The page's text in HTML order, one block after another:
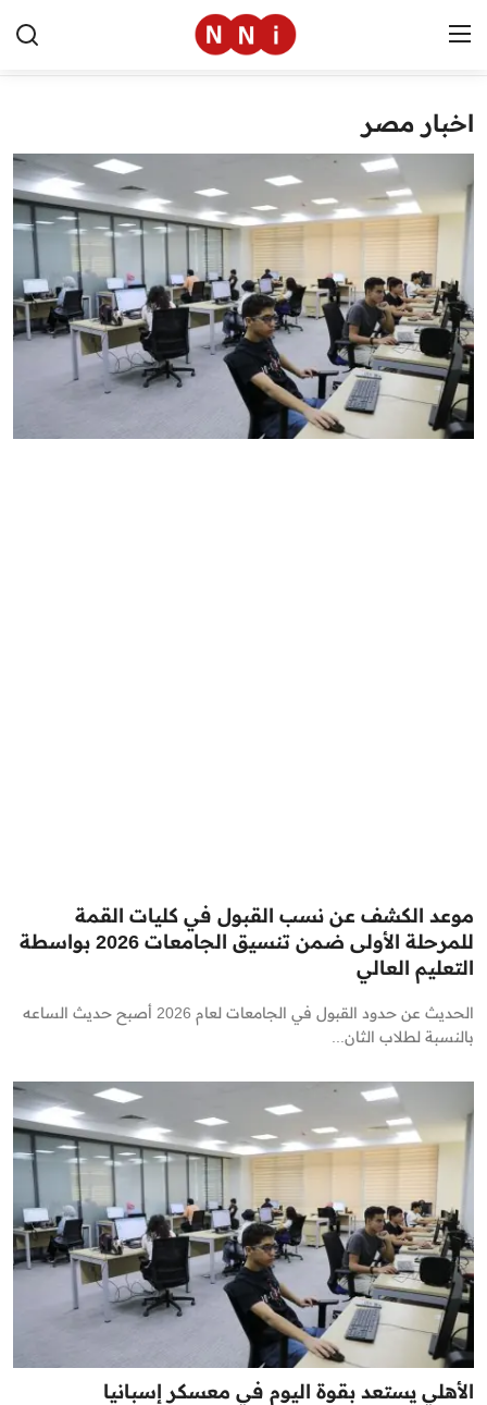
الرئيسية
اخبار مصر
العالم
الرياضة
مال وأعمال
تقنية
التعليم
اخبار مصر
موعد الكشف عن نسب القبول في كليات القمة
للمرحلة الأولى ضمن تنسيق الجامعات 2026 بواسطة
التعليم العالي
الحديث عن حدود القبول في الجامعات لعام 2026 أصبح حديث الساعه
بالنسبة لطلاب الثان...
الأهلي يستعد بقوة اليوم في معسكر إسبانيا